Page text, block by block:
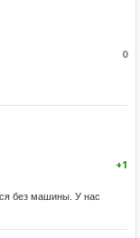
0
+1
без машины. У нас